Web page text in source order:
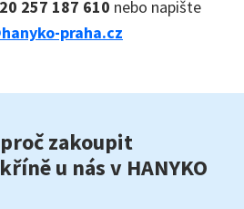
257 187 610 nebo napište
praha.cz
zakoupit
u nás v HANYKO